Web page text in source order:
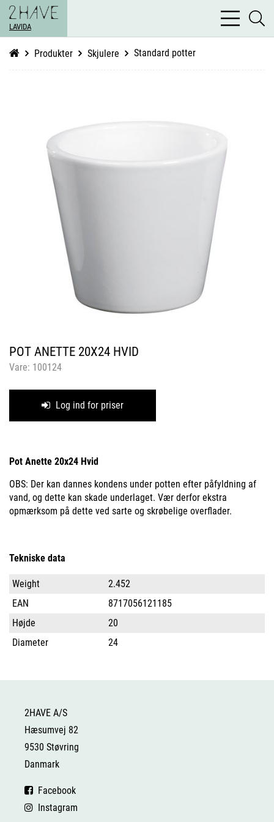
LAVIDA
bars
light
Produkter Skjulere Standard potter
POT ANETTE 20X24 HVID
Vare: 100124
Log ind for priser
Pot Anette 20x24 Hvid
OBS: Der kan dannes kondens under potten efter påfyldning af
vand, og dette kan skade underlaget. Vær derfor ekstra
opmærksom på dette ved sarte og skrøbelige overflader.
Tekniske data
Weight
2.452
EAN
8717056121185
Højde
20
Diameter
24
2HAVE A/S
Hæsumvej 82
9530 Støvring
Danmark
Facebook
Instagram